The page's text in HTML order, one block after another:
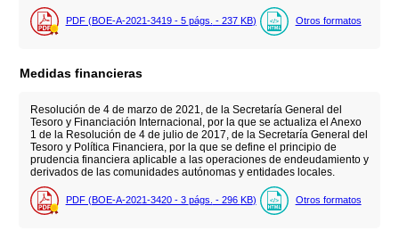
PDF (BOE-A-2021-3419 - 5 págs. - 237 KB) Otros formatos
Medidas financieras
Resolución de 4 de marzo de 2021, de la Secretaría General del
Tesoro y Financiación Internacional, por la que se actualiza el Anexo
1 de la Resolución de 4 de julio de 2017, de la Secretaría General del
Tesoro y Política Financiera, por la que se define el principio de
prudencia financiera aplicable a las operaciones de endeudamiento y
derivados de las comunidades autónomas y entidades locales.
PDF (BOE-A-2021-3420 - 3 págs. - 296 KB) Otros formatos